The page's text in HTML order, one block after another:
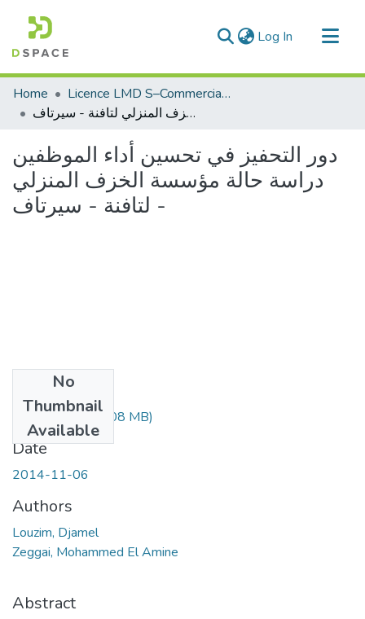
Log In (current)
Communities & Collections
All of DSpace
Home
Licence LMD S–Commerciale
دور التحفيز في تحسين أداء الموظفين دراسة حالة مؤسسة الخزف المنزلي لتافنة - سيرتاف -
دور التحفيز في تحسين أداء الموظفين
دراسة حالة مؤسسة الخزف المنزلي
لتافنة - سيرتاف -
No
Thumbnail
Available
memoire.pdf(21.08 MB)
Date
2014-11-06
Authors
Louzim, Djamel
Zeggai, Mohammed El Amine
Abstract